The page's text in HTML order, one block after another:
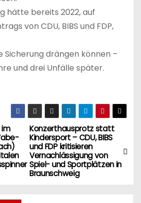
hätte bereits 2022, auf
von CDU, BIBS und FDP,
Sicherung drängen können –
und drei Unfälle später.
Konzerthausprotz statt
Kindersport – CDU, BIBS
und FDP kritisieren
Vernachlässigung von
Spiel- und Sportplätzen in
Braunschweig
im